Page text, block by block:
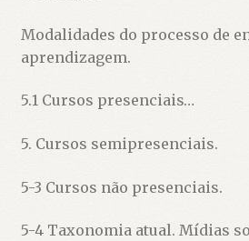
Modalidades do processo de
aprendizagem.
5.1 Cursos presenciais…
5. Cursos semipresenciais.
5-3 Cursos não presenciais.
5-4 Taxonomia atual. Mídias